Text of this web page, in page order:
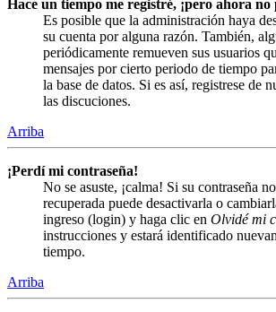
Hace un tiempo me registré, ¡pero ahora
Es posible que la administración haya
su cuenta por alguna razón. También,
periódicamente remueven sus usuarios
mensajes por cierto periodo de tiempo
la base de datos. Si es así, registrese de
las discuciones.
Arriba
¡Perdí mi contraseña!
No se asuste, ¡calma! Si su contraseña
recuperada puede desactivarla o
ingreso (login) y haga clic en Olvidé mi
instrucciones y estará identificado
tiempo.
Arriba